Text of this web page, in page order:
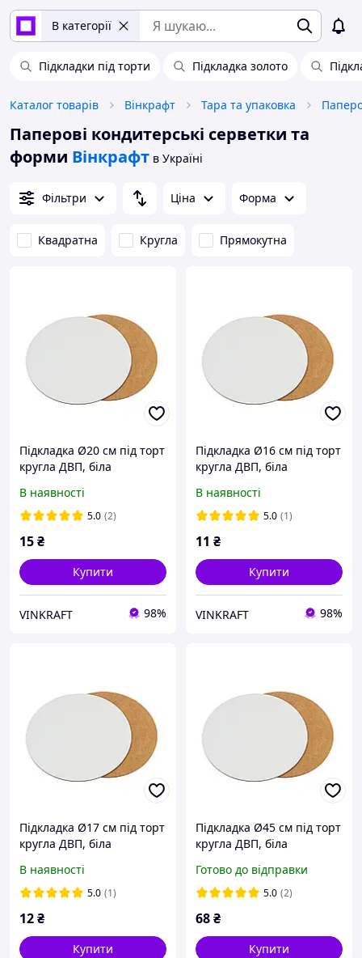
В категорії
Підкладки під торти Підкладка золото
Каталог товарів Вінкрафт Тара та упаковка
Паперові кондитерські серветки та
форми Вінкрафт в Україні
Фільтри Ціна Форма
Квадратна Кругла Прямокутна
Підкладка Ø20 см під торт
кругла ДВП, біла
В наявності
5.0 (2)
15₴
Купити
VINKRAFT 98%
Підкладка Ø16 см під торт
кругла ДВП, біла
В наявності
5.0 (1)
11 ₴
Купити
VINKRAFT 98%
Підкладка Ø17 см під торт
кругла ДВП, біла
В наявності
5.0 (1)
12₴
Купити
Підкладка Ø45 см під торт
кругла ДВП, біла
Готово до відправки
5.0 (2)
68₴
Купити